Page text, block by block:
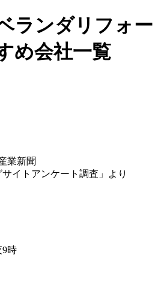
ランダリフォー
め会社一覧
業新聞
サイトアンケート調査」より
9時